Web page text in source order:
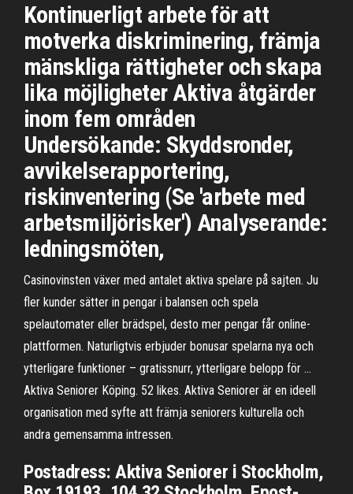
Kontinuerligt arbete för att
motverka diskriminering, främja
mänskliga rättigheter och skapa
lika möjligheter Aktiva åtgärder
inom fem områden
Undersökande: Skyddsronder,
avvikelserapportering,
riskinventering (Se 'arbete med
arbetsmiljörisker') Analyserande:
ledningsmöten,
Casinovinsten växer med antalet aktiva spelare på sajten. Ju
fler kunder sätter in pengar i balansen och spela
spelautomater eller brädspel, desto mer pengar får online-
plattformen. Naturligtvis erbjuder bonusar spelarna nya och
ytterligare funktioner – gratissnurr, ytterligare belopp för …
Aktiva Seniorer Köping. 52 likes. Aktiva Seniorer är en ideell
organisation med syfte att främja seniorers kulturella och
andra gemensamma intressen.
Postadress: Aktiva Seniorer i Stockholm,